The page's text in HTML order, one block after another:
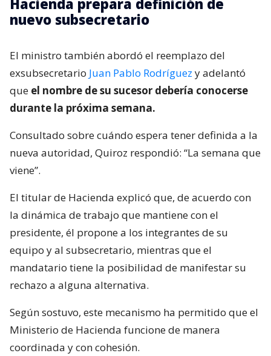
Hacienda prepara definición de
nuevo subsecretario
El ministro también abordó el reemplazo del
exsubsecretario Juan Pablo Rodríguez y adelantó
que el nombre de su sucesor debería conocerse
durante la próxima semana.
Consultado sobre cuándo espera tener definida a la
nueva autoridad, Quiroz respondió: “La semana que
viene”.
El titular de Hacienda explicó que, de acuerdo con
la dinámica de trabajo que mantiene con el
presidente, él propone a los integrantes de su
equipo y al subsecretario, mientras que el
mandatario tiene la posibilidad de manifestar su
rechazo a alguna alternativa.
Según sostuvo, este mecanismo ha permitido que el
Ministerio de Hacienda funcione de manera
coordinada y con cohesión.